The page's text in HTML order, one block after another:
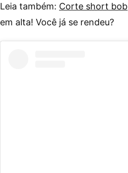
Leia também: Corte short bob
em alta! Você já se rendeu?